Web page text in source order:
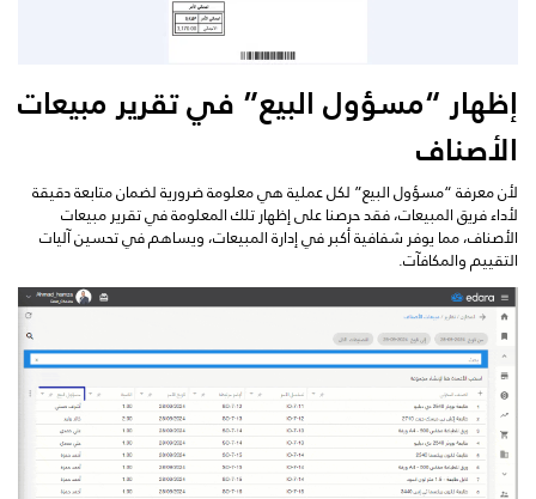
إظهار “مسؤول البيع” في تقرير مبيعات
الأصناف
لأن معرفة “مسؤول البيع” لكل عملية هي معلومة ضرورية لضمان متابعة دقيقة
لأداء فريق المبيعات، فقد حرصنا على إظهار تلك المعلومة في تقرير مبيعات
الأصناف، مما يوفر شفافية أكبر في إدارة المبيعات، ويساهم في تحسين آليات
التقييم والمكافآت.